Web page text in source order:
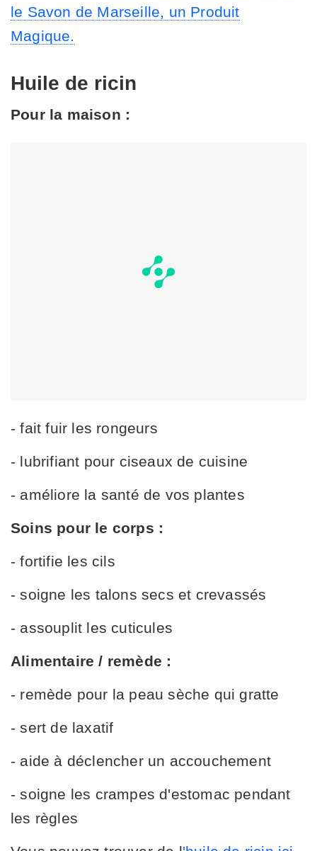
le Savon de Marseille, un Produit
Magique.
Huile de ricin
Pour la maison :
- fait fuir les rongeurs
- lubrifiant pour ciseaux de cuisine
- améliore la santé de vos plantes
Soins pour le corps :
- fortifie les cils
- soigne les talons secs et crevassés
- assouplit les cuticules
Alimentaire / remède :
- remède pour la peau sèche qui gratte
- sert de laxatif
- aide à déclencher un accouchement
- soigne les crampes d'estomac pendant
les règles